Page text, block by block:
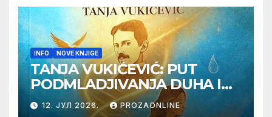
INFO NOVE KNJIGE
TANJA VUKIĆEVIĆ: PUT
PODMLADJIVANJA DUHA I
TELA SA TESLOM
12. ЈУЛ 2026. PROZAONLINE